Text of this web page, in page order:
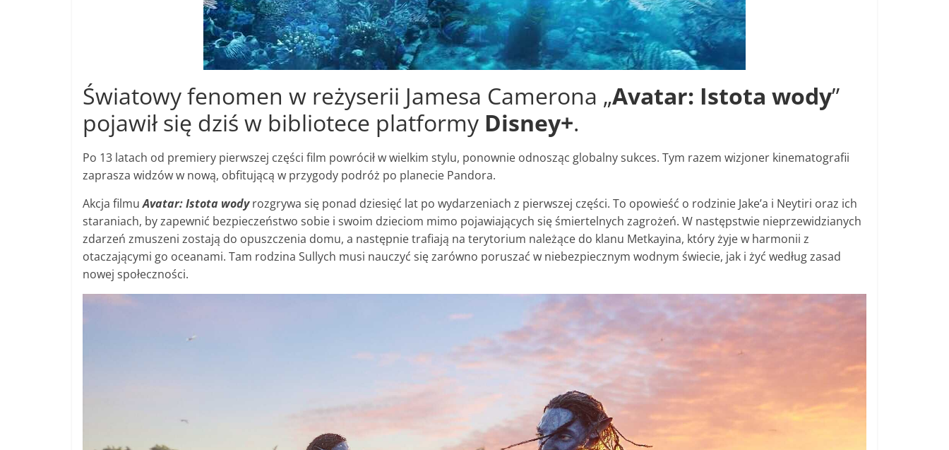
Światowy fenomen w reżyserii Jamesa Camerona „Avatar: Istota wody”
pojawił się dziś w bibliotece platformy Disney+.
Po 13 latach od premiery pierwszej części film powrócił w wielkim stylu, ponownie odnosząc globalny sukces. Tym razem wizjoner kinematografii
zaprasza widzów w nową, obfitującą w przygody podróż po planecie Pandora.
Akcja filmuAvatar: Istota wodyrozgrywa się ponad dziesięć lat po wydarzeniach z pierwszej części. To opowieść o rodzinie Jake’a i Neytiri oraz ich
staraniach, by zapewnić bezpieczeństwo sobie i swoim dzieciom mimo pojawiających się śmiertelnych zagrożeń. W następstwie nieprzewidzianych
zdarzeń zmuszeni zostają do opuszczenia domu, a następnie trafiają na terytorium należące do klanu Metkayina, który żyje w harmonii z
otaczającymi go oceanami. Tam rodzina Sullych musi nauczyć się zarówno poruszać w niebezpiecznym wodnym świecie, jak i żyć według zasad
nowej społeczności.